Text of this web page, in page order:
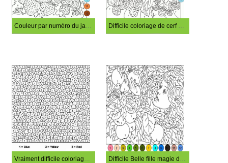
Couleur par numéro du jardin de fraises difficile Difficile coloriage de cerf magique
Vraiment difficile coloriage par numéro Difficile Belle fille magie de coloriage